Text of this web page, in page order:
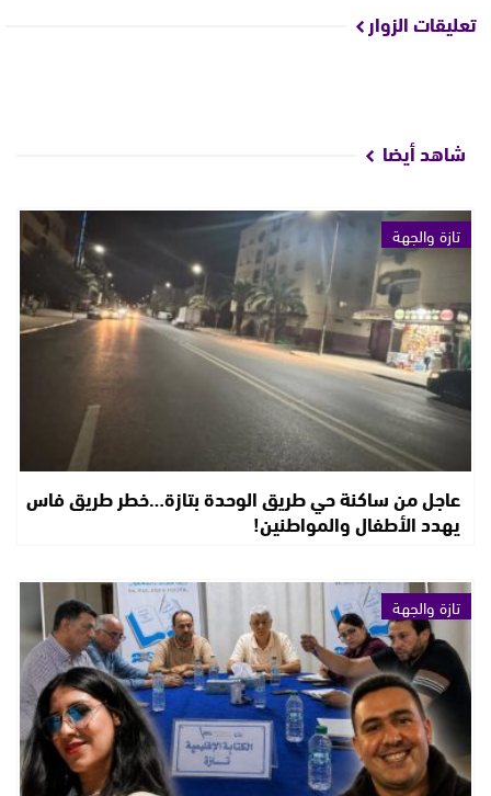
تعليقات الزوار
شاهد أيضا
تازة والجهة
عاجل من ساكنة حي طريق الوحدة بتازة…خطر طريق فاس
يهدد الأطفال والمواطنين!
تازة والجهة